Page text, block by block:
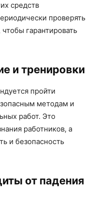
средств
проверять
гарантировать
и тренировки
пройти
методам и
работ. Это
работников, а
и безопасность
от падения